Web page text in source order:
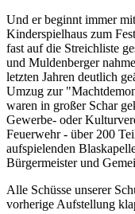
Und er beginnt immer
Kinderspielhaus zum
fast auf die Streichliste
und Muldenberger
letzten Jahren deutlich
Umzug zur
waren in großer Schar
Gewerbe- oder
Feuerwehr - über 200
aufspielenden
Bürgermeister und
Alle Schüsse unserer
vorherige Aufstellung